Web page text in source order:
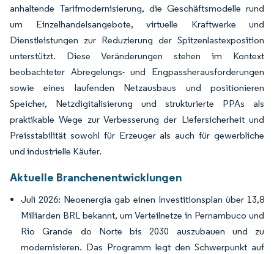
anhaltende Tarifmodernisierung, die Geschäftsmodelle rund
um Einzelhandelsangebote, virtuelle Kraftwerke und
Dienstleistungen zur Reduzierung der Spitzenlastexposition
unterstützt. Diese Veränderungen stehen im Kontext
beobachteter Abregelungs- und Engpassherausforderungen
sowie eines laufenden Netzausbaus und positionieren
Speicher, Netzdigitalisierung und strukturierte PPAs als
praktikable Wege zur Verbesserung der Liefersicherheit und
Preisstabilität sowohl für Erzeuger als auch für gewerbliche
und industrielle Käufer.
Aktuelle Branchenentwicklungen
Juli 2026: Neoenergia gab einen Investitionsplan über 13,8
Milliarden BRL bekannt, um Verteilnetze in Pernambuco und
Rio Grande do Norte bis 2030 auszubauen und zu
modernisieren. Das Programm legt den Schwerpunkt auf